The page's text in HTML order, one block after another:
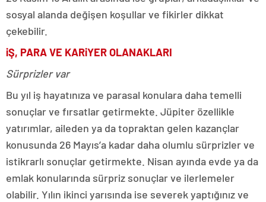
sosyal alanda değişen koşullar ve fikirler dikkat
çekebilir.
iŞ, PARA VE KARiYER OLANAKLARI
Sürprizler var
Bu yıl iş hayatınıza ve parasal konulara daha temelli
sonuçlar ve fırsatlar getirmekte. Jüpiter özellikle
yatırımlar, aileden ya da topraktan gelen kazançlar
konusunda 26 Mayıs’a kadar daha olumlu sürprizler ve
istikrarlı sonuçlar getirmekte. Nisan ayında evde ya da
emlak konularında sürpriz sonuçlar ve ilerlemeler
olabilir. Yılın ikinci yarısında ise severek yaptığınız ve